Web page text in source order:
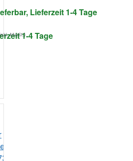
1-4 Tage
Lieferzeit 1-4 Tage